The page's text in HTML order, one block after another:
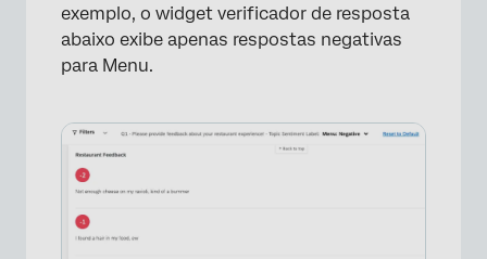
×
exemplo, o widget verificador de resposta
abaixo exibe apenas respostas negativas
para Menu.